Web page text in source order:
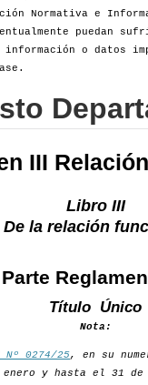
Normativa e
puedan
o datos
III
Libro III
De la relación
Parte
Título Único
Nota:
Nº 0274/25, en su
y hasta el 31 de